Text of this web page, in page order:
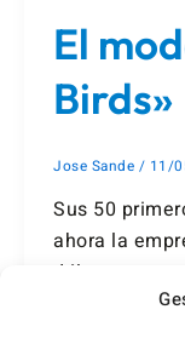
El
Birds»
Jose Sande / 11/
Sus 50
ahora la
dólares y